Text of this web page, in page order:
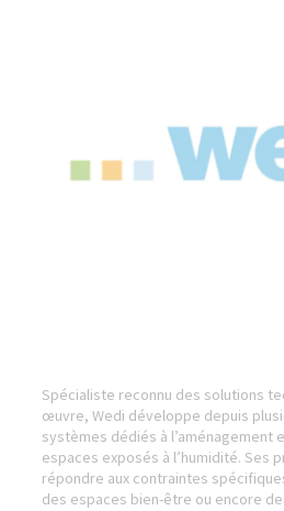
Spécialiste reconnu des solutions
œuvre, Wedi développe depuis
systèmes dédiés à l’aménagement
espaces exposés à l’humidité. Ses
répondre aux contraintes
des espaces bien-être ou encore